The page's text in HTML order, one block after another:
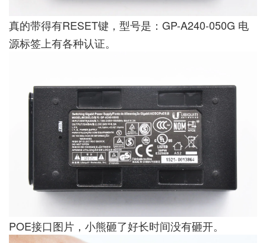
真的带得有RESET键，型号是：GP-A240-050G 电
源标签上有各种认证。
POE接口图片，小熊砸了好长时间没有砸开。